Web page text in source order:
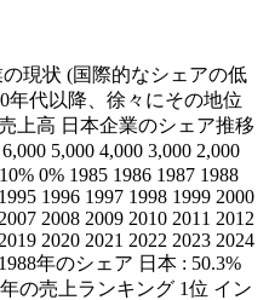
現状 (国際的なシェアの低
年代以降、徐々にその地位
上高 日本企業のシェア推移
5,000 4,000 3,000 2,000
0% 1985 1986 1987 1988
1996 1997 1998 1999 2000
2008 2009 2010 2011 2012
2020 2021 2022 2023 2024
年のシェア 日本 : 50.3%
の売上ランキング 1位 イン